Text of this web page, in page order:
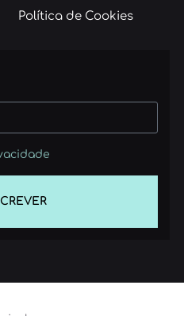
Política de Cookies